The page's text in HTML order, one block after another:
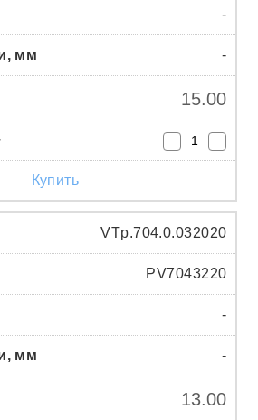
-
-
15.00
Купить
VTp.704.0.032020
PV7043220
-
-
13.00